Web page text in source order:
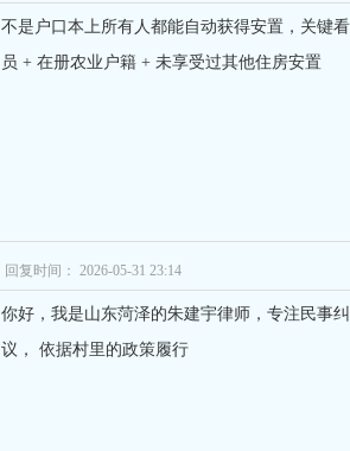
不是户口本上所有人都能自动获得安置，关键
员 + 在册农业户籍 + 未享受过其他住房安置
回复时间： 2026-05-31 23:14
你好，我是山东菏泽的朱建宇律师，专注民事
议， 依据村里的政策履行